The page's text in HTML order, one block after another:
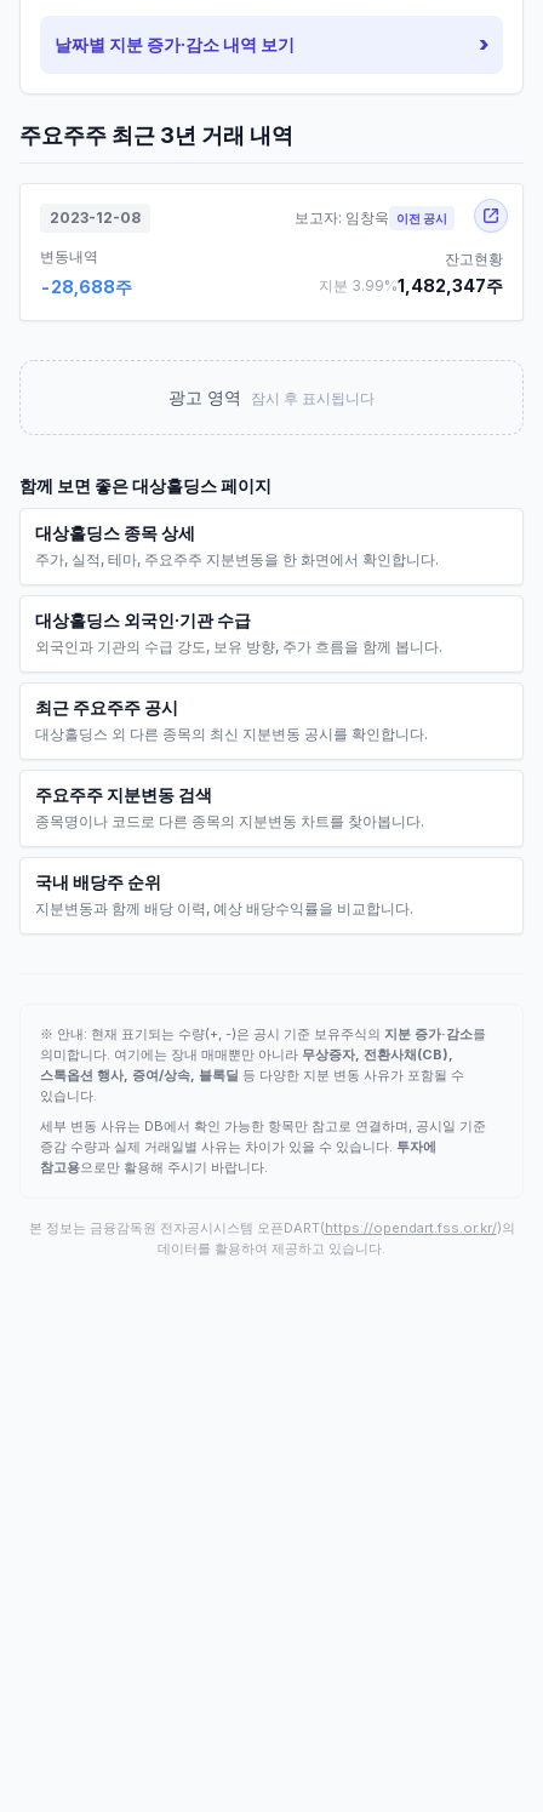
날짜별 지분 증가·감소 내역 보기 ›
주요주주 최근 3년 거래 내역
2023-12-08 보고자: 임창욱 이전 공시
변동내역
-28,688주
잔고현황
지분 3.99%1,482,347주
광고 영역 잠시 후 표시됩니다
함께 보면 좋은대상홀딩스페이지
대상홀딩스 종목 상세
주가, 실적, 테마, 주요주주 지분변동을 한 화면에서 확인합니다.
대상홀딩스 외국인·기관 수급
외국인과 기관의 수급 강도, 보유 방향, 주가 흐름을 함께 봅니다.
최근 주요주주 공시
대상홀딩스 외 다른 종목의 최신 지분변동 공시를 확인합니다.
주요주주 지분변동 검색
종목명이나 코드로 다른 종목의 지분변동 차트를 찾아봅니다.
국내 배당주 순위
지분변동과 함께 배당 이력, 예상 배당수익률을 비교합니다.
※ 안내: 현재 표기되는 수량(+, -)은 공시 기준 보유주식의 지분 증가·감소를
의미합니다. 여기에는 장내 매매뿐만 아니라 무상증자, 전환사채(CB),
스톡옵션 행사, 증여/상속, 블록딜 등 다양한 지분 변동 사유가 포함될 수
있습니다.
세부 변동 사유는 DB에서 확인 가능한 항목만 참고로 연결하며, 공시일 기준
증감 수량과 실제 거래일별 사유는 차이가 있을 수 있습니다. 투자에
참고용으로만 활용해 주시기 바랍니다.
본 정보는 금융감독원 전자공시시스템 오픈DART(https://opendart.fss.or.kr/)의
데이터를 활용하여 제공하고 있습니다.